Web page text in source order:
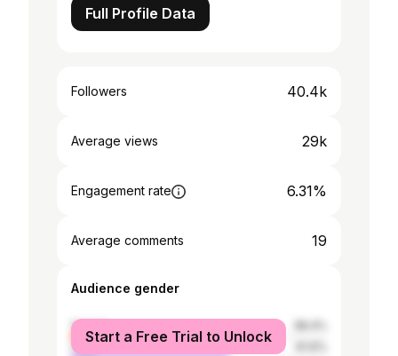
Full Profile Data
Followers 40.4k
Average views 29k
Engagement rate 6.31%
Average comments 19
Audience gender
female
male
Start a Free Trial to Unlock